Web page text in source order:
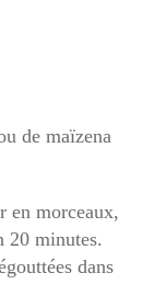
de maïzena
en morceaux,
20 minutes.
dans